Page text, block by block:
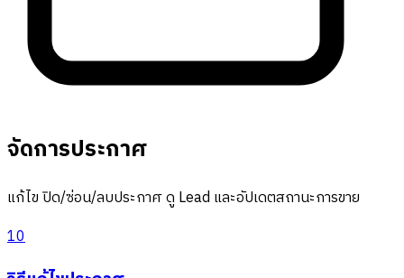
จัดการประกาศ
แก้ไข ปิด/ซ่อน/ลบประกาศ ดู Lead และอัปเดตสถานะการขาย
10